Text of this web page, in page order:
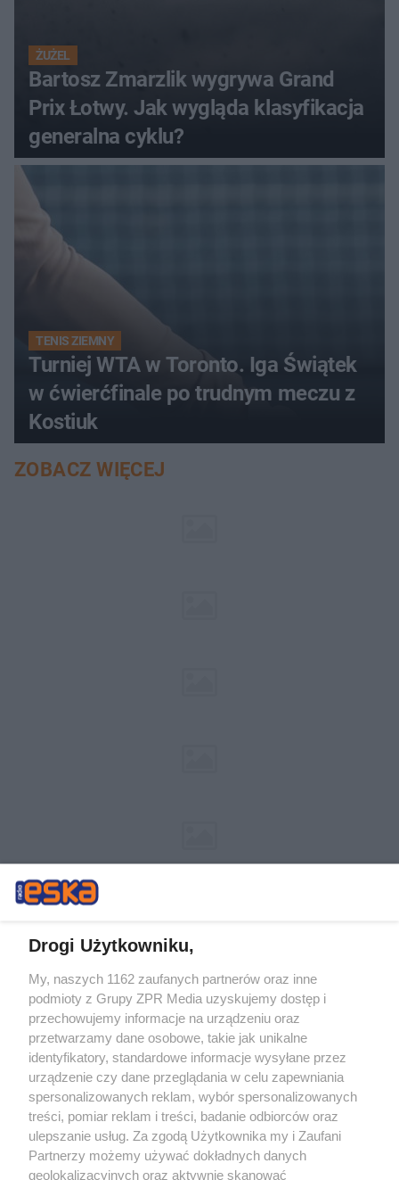
ŻUŻEL
Bartosz Zmarzlik wygrywa Grand
Prix Łotwy. Jak wygląda klasyfikacja
generalna cyklu?
TENIS ZIEMNY
Turniej WTA w Toronto. Iga Świątek
w ćwierćfinale po trudnym meczu z
Kostiuk
ZOBACZ WIĘCEJ
Żaden utwór zamieszczony w serwisie nie może być powielany i
rozpowszechniany lub dalej rozpowszechniany w jakikolwiek sposób (w
tym także elektroniczny lub mechaniczny) na jakimkolwiek polu
eksploatacji w jakiejkolwiek formie, włącznie z umieszczaniem w
Internecie bez pisemnej zgody właściciela praw. Jakiekolwiek użycie lub
wykorzystanie utworów w całości lub w części z naruszeniem prawa,
tzn. bez właściwej zgody, jest zabronione pod groźbą kary i może być
ścigane prawnie.
Drogi Użytkowniku,
My, naszych 1162 zaufanych partnerów oraz inne
podmioty z Grupy ZPR Media uzyskujemy dostęp i
przechowujemy informacje na urządzeniu oraz
przetwarzamy dane osobowe, takie jak unikalne
identyfikatory, standardowe informacje wysyłane przez
urządzenie czy dane przeglądania w celu zapewniania
spersonalizowanych reklam, wybór spersonalizowanych
treści, pomiar reklam i treści, badanie odbiorców oraz
ulepszanie usług. Za zgodą Użytkownika my i Zaufani
Partnerzy możemy używać dokładnych danych
geolokalizacyjnych oraz aktywnie skanować